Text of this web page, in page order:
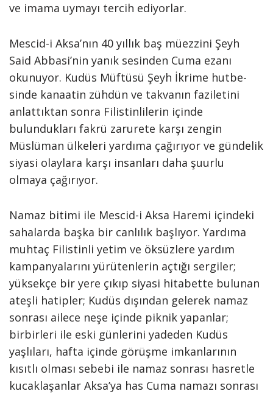
ve imama uymayı tercih ediyorlar.
Mescid-i Aksa’nın 40 yıllık baş müezzini Şeyh
Said Abbasi’nin ya­nık sesinden Cuma ezanı
okunuyor. Kudüs Müftüsü Şeyh İkrime hutbe­
sinde kanaatin zühdün ve takvanın faziletini
anlattıktan sonra Filistinlile­rin içinde
bulundukları fakrü zaru­rete karşı zengin
Müslüman ülkeleri yardıma çağırıyor ve gündelik
siyasi olaylara karşı insanları daha şuurlu
olmaya çağırıyor.
Namaz bitimi ile Mescid-i Aksa Haremi içindeki
sahalarda başka bir canlılık başlıyor. Yardıma
muhtaç Filistinli yetim ve öksüzlere yardım
kampanyalarını yürütenlerin açtığı sergiler;
yüksekçe bir yere çıkıp siyasi hitabette bulunan
ateşli hatip­ler; Kudüs dışından gelerek namaz
sonrası ailece neşe içinde piknik yapanlar;
birbirleri ile eski günlerini yadeden Kudüs
yaşlıları, hafta içinde görüşme imkanlarının
kısıtlı olması sebebi ile namaz sonrası hasretle
kucaklaşanlar Aksa’ya has Cuma namazı sonrası